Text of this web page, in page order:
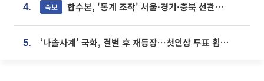
4. 속보 합수본, '통계 조작' 서울·경기·충북 선관위 등 추가 압수수색
5. ‘나솔사계’ 국화, 결별 후 재등장⋯첫인상 투표 휩쓸고 ‘인기녀’ 등극